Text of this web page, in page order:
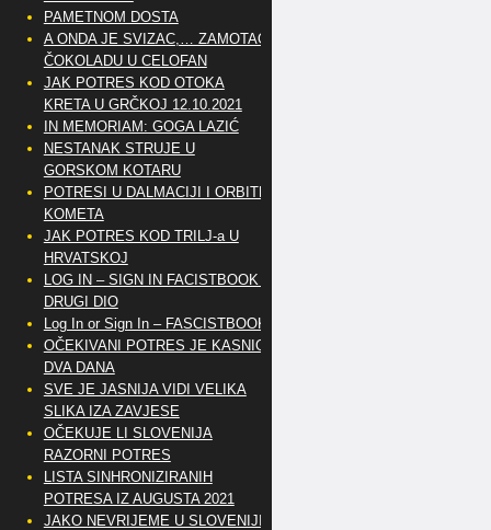
PAMETNOM DOSTA
A ONDA JE SVIZAC,… ZAMOTAO
ČOKOLADU U CELOFAN
JAK POTRES KOD OTOKA
KRETA U GRČKOJ 12.10.2021
IN MEMORIAM: GOGA LAZIĆ
NESTANAK STRUJE U
GORSKOM KOTARU
POTRESI U DALMACIJI I ORBITE
KOMETA
JAK POTRES KOD TRILJ-a U
HRVATSKOJ
LOG IN – SIGN IN FACISTBOOK –
DRUGI DIO
Log In or Sign In – FASCISTBOOK
OČEKIVANI POTRES JE KASNIO
DVA DANA
SVE JE JASNIJA VIDI VELIKA
SLIKA IZA ZAVJESE
OČEKUJE LI SLOVENIJA
RAZORNI POTRES
LISTA SINHRONIZIRANIH
POTRESA IZ AUGUSTA 2021
JAKO NEVRIJEME U SLOVENIJI